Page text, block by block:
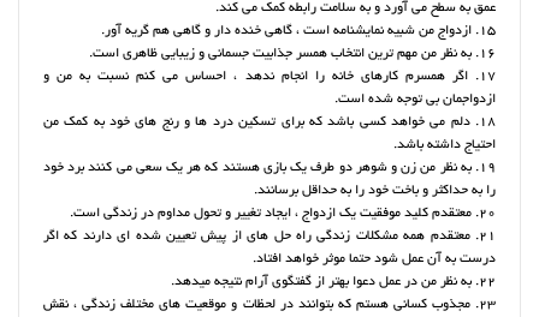
عمق به سطح می آورد و به سلامت رابطه کمک می کند.
15. ازدواج من شبیه نمایشنامه است ، گاهی خنده دار و گاهی هم گریه آور.
16. به نظر من مهم ترین انتخاب همسر جذابیت جسمانی و زیبایی ظاهری است.
17. اگر همسرم کارهای خانه را انجام ندهد ، احساس می کنم نسبت به من و
ازدواجمان بی توجه شده است.
18. دلم می خواهد کسی باشد که برای تسکین درد ها و رنج های خود به کمک من
احتیاج داشته باشد.
19. به نظر من زن و شوهر دو طرف یک بازی هستند که هر یک سعی می کنند برد خود
را به حداکثر و باخت خود را به حداقل برسانند.
20. معتقدم کلید موفقیت یک ازدواج ، ایجاد تغییر و تحول مداوم در زندگی است.
21. معتقدم همه مشکلات زندگی راه حل های از پیش تعیین شده ای دارند که اگر
درست به آن عمل شود حتما موثر خواهد افتاد.
22. به نظر من در عمل دعوا بهتر از گفتگوی آرام نتیجه میدهد.
23. مجذوب کسانی هستم که بتوانند در لحظات و موقعیت های مختلف زندگی ، نقش